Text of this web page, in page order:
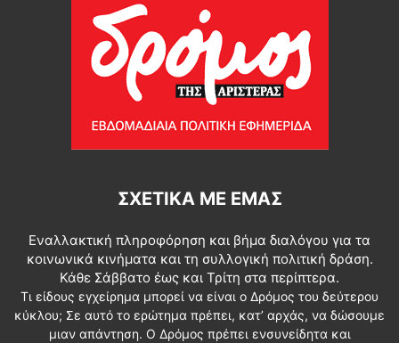
ΣΧΕΤΙΚΆ ΜΕ ΕΜΆΣ
Εναλλακτική πληροφόρηση και βήμα διαλόγου για τα
κοινωνικά κινήματα και τη συλλογική πολιτική δράση.
Κάθε Σάββατο έως και Τρίτη στα περίπτερα.
Τι είδους εγχείρημα μπορεί να είναι ο Δρόμος του δεύτερου
κύκλου; Σε αυτό το ερώτημα πρέπει, κατ’ αρχάς, να δώσουμε
μιαν απάντηση. Ο Δρόμος πρέπει ενσυνείδητα και